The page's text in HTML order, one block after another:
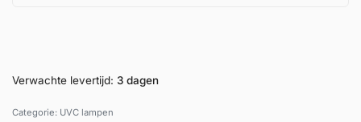
Verwachte levertijd: 3 dagen
Categorie: UVC lampen